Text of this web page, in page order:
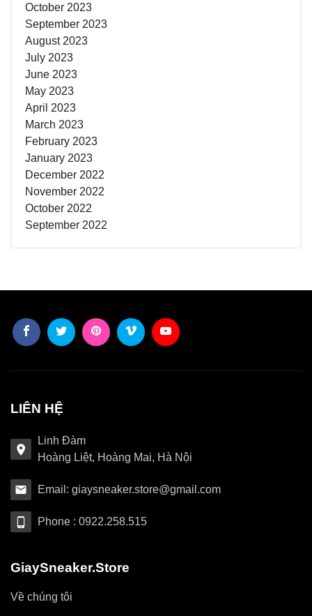
October 2023
September 2023
August 2023
July 2023
June 2023
May 2023
April 2023
March 2023
February 2023
January 2023
December 2022
November 2022
October 2022
September 2022
LIÊN HỆ
Linh Đàm
Hoàng Liệt, Hoàng Mai, Hà Nội
Email: giaysneaker.store@gmail.com
Phone : 0922.258.515
GiaySneaker.Store
Về chúng tôi